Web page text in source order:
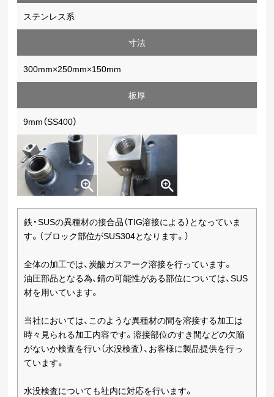
ステンレス系
寸法
300mm×250mm×150mm
板厚
9mm（SS400）
鉄・SUSの異種材の接合品（TIG溶接による）となっていま
す。（ブロック部位がSUS304となります。）
全体の加工では、炭酸ガスアーク溶接を行っています。
油圧部品となる為、錆の可能性がある部位については、SUS
材を用いています。
当社においては、このような異種材の間を溶接する加工は
時々見られる加工内容です。溶接部位のすき間などの欠陥
がないか検査を行い（水没検査）、お客様に製品提供を行っ
ています。
水没検査についても社内に対応を行います。